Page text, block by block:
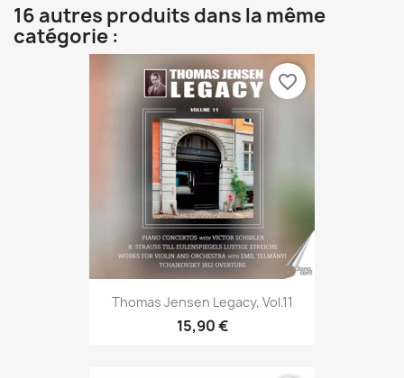
16 autres produits dans la même
catégorie :
Thomas Jensen Legacy, Vol.11
15,90 €
favorite_border